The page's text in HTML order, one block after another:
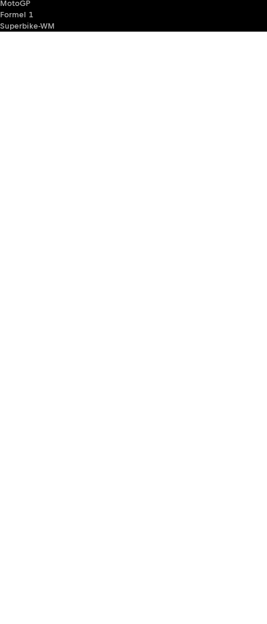
MotoGP
Formel 1
Superbike-WM